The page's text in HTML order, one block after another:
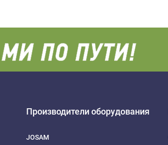
Производители оборудования
JOSAM